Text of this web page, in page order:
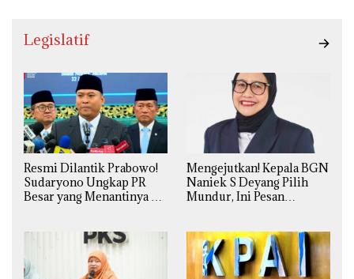
Legislatif
Resmi Dilantik Prabowo!
Sudaryono Ungkap PR
Besar yang Menantinya di
Mengejutkan! Kepala BGN
Naniek S Deyang Pilih
Mundur, Ini Pesan